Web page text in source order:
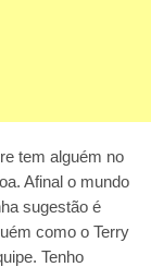
tem alguém no
Afinal o mundo
sugestão é
como o Terry
Tenho